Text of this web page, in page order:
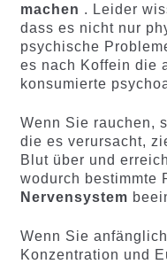
machen . Leider
dass es nicht nur
psychische
es nach Koffein die
konsumierte
Wenn Sie rauchen,
die es verursacht,
Blut über und
wodurch bestimmte
Nervensystem
Wenn Sie
Konzentration und